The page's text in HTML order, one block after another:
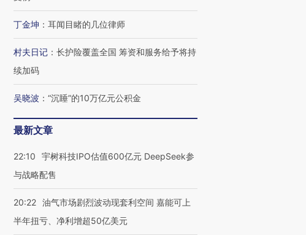
丁金坤 ： 耳闻目睹的几位律师
村夫日记 ： 长护险覆盖全国 筹资和服务给予将持
续加码
吴晓波 ： “沉睡”的10万亿元公积金
最新文章
22:10
宇树科技IPO估值600亿元 DeepSeek参
与战略配售
20:22 油气市场剧烈波动现套利空间 嘉能可上
半年扭亏、净利增超50亿美元